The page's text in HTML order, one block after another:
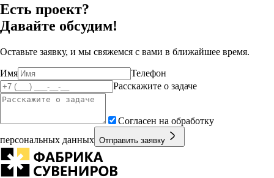
Есть проект?
Давайте обсудим!
Оставьте заявку, и мы свяжемся с вами в ближайшее время.
Имя
Телефон
Расскажите о задаче
Согласен на обработку
персональных данных Отправить заявку